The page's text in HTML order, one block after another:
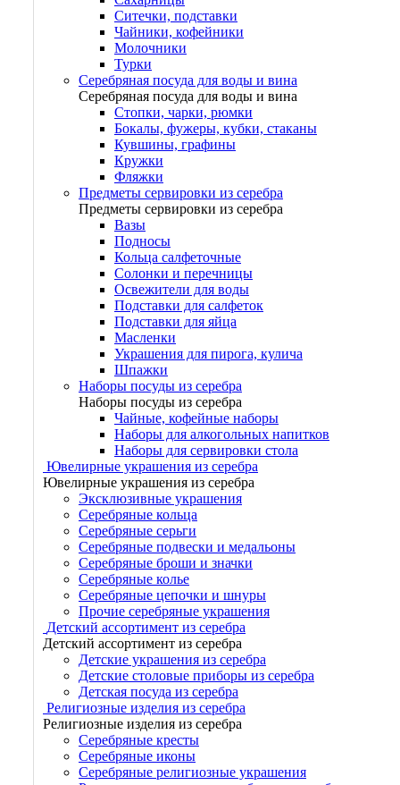
Ситечки, подставки
Чайники, кофейники
Молочники
Турки
Серебряная посуда для воды и вина
Серебряная посуда для воды и вина
Стопки, чарки, рюмки
Бокалы, фужеры, кубки, стаканы
Кувшины, графины
Кружки
Фляжки
Предметы сервировки из серебра
Предметы сервировки из серебра
Вазы
Подносы
Кольца салфеточные
Солонки и перечницы
Освежители для воды
Подставки для салфеток
Подставки для яйца
Масленки
Украшения для пирога, кулича
Шпажки
Наборы посуды из серебра
Наборы посуды из серебра
Чайные, кофейные наборы
Наборы для алкогольных напитков
Наборы для сервировки стола
Ювелирные украшения из серебра
Ювелирные украшения из серебра
Эксклюзивные украшения
Серебряные кольца
Серебряные серьги
Серебряные подвески и медальоны
Серебряные броши и значки
Серебряные колье
Серебряные цепочки и шнуры
Прочие серебряные украшения
Детский ассортимент из серебра
Детский ассортимент из серебра
Детские украшения из серебра
Детские столовые приборы из серебра
Детская посуда из серебра
Религиозные изделия из серебра
Религиозные изделия из серебра
Серебряные кресты
Серебряные иконы
Серебряные религиозные украшения